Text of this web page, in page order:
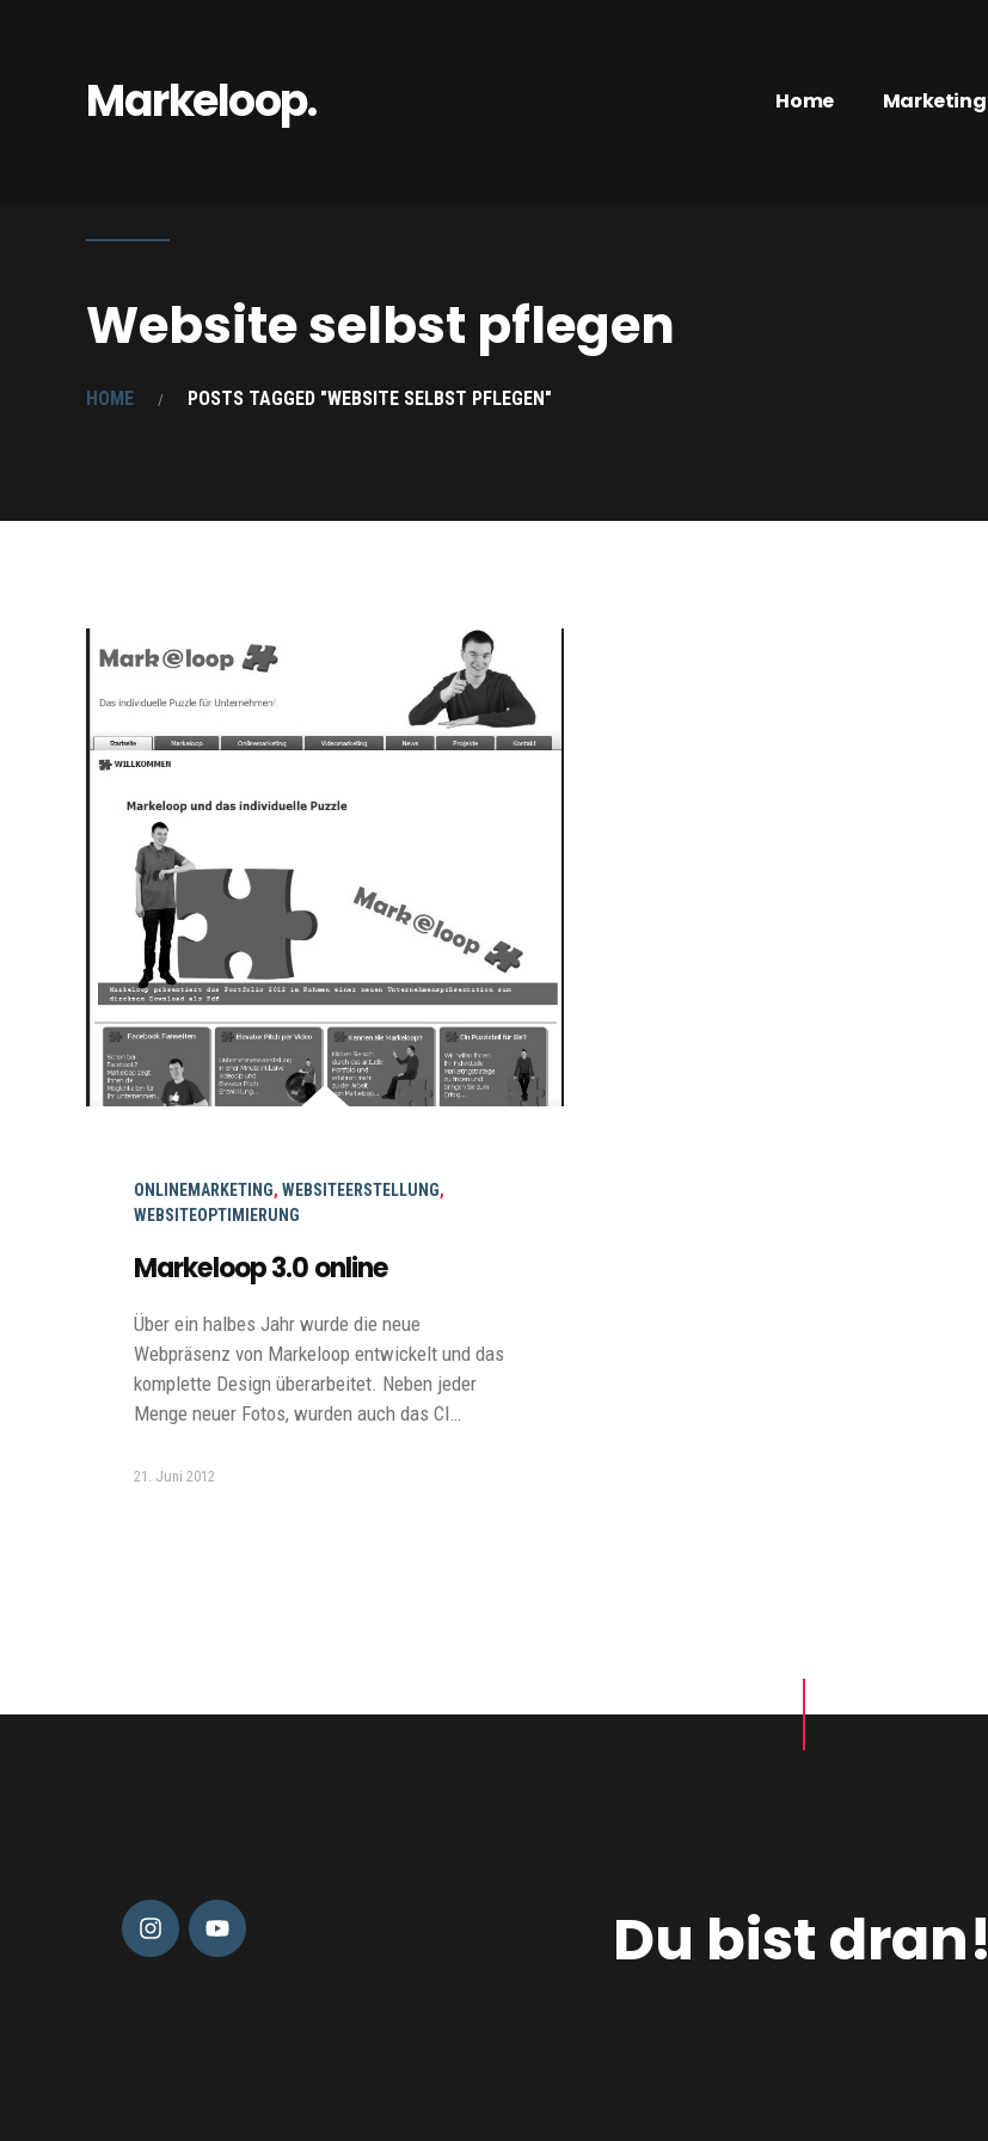
Markeloop. Home Marketing
Website selbst pflegen
HOME POSTS TAGGED "WEBSITE SELBST PFLEGEN"
ONLINEMARKETING, WEBSITEERSTELLUNG,
WEBSITEOPTIMIERUNG
Markeloop 3.0 online
Über ein halbes Jahr wurde die neue
Webpräsenz von Markeloop entwickelt und das
komplette Design überarbeitet. Neben jeder
Menge neuer Fotos, wurden auch das CI…
21. Juni 2012
Du bist dran!